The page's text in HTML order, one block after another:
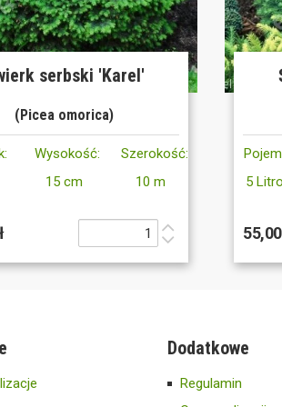
serbski 'Karel'
(Picea omorica)
Wysokość:
15 cm
Szerokość:
10 m
5
Dodatkowe
Regulamin